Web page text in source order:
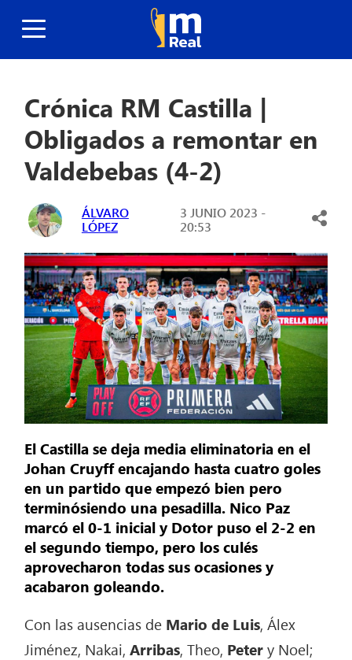
Crónica RM Castilla |
Obligados a remontar en
Valdebebas (4-2)
ÁLVARO
LÓPEZ
3 JUNIO 2023 -
20:53
El Castilla se deja media eliminatoria en el
Johan Cruyff encajando hasta cuatro goles
en un partido que empezó bien pero
terminósiendo una pesadilla. Nico Paz
marcó el 0-1 inicial y Dotor puso el 2-2 en
el segundo tiempo, pero los culés
aprovecharon todas sus ocasiones y
acabaron goleando.
Con las ausencias de Mario de Luis, Álex
Jiménez, Nakai,Arribas, Theo, Petery Noel;